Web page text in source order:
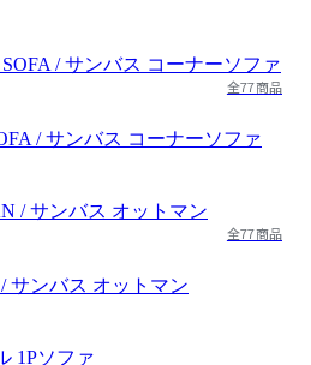
全77商品
/ サンバス コーナーソファ
全77商品
サンバス オットマン